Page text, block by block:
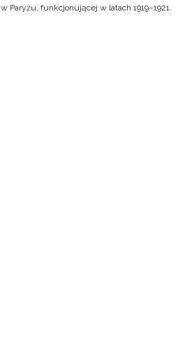
w Paryżu, funkcjonującej w latach 1919–1921.